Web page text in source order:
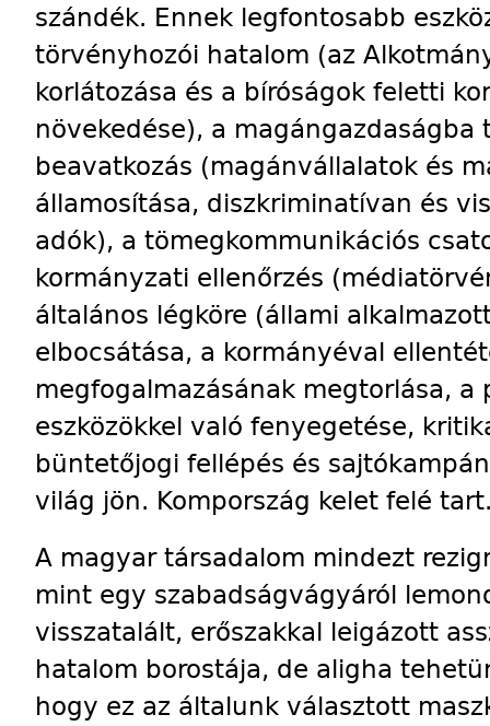
szándék. Ennek legfontosabb
törvényhozói hatalom (az
korlátozása és a bíróságok feletti
növekedése), a
beavatkozás (magánvállalatok és
államosítása, diszkriminatívan és
adók), a tömegkommunikációs
kormányzati ellenőrzés
általános légköre (állami
elbocsátása, a kormányéval
megfogalmazásának megtorlása,
eszközökkel való fenyegetése,
büntetőjogi fellépés és
világ jön. Kompország kelet felé
A magyar társadalom mindezt
mint egy szabadságvágyáról
visszatalált, erőszakkal leigázott
hatalom borostája, de aligha
hogy ez az általunk választott